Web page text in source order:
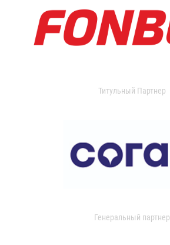
Титульный Партнер
Генеральный партнер